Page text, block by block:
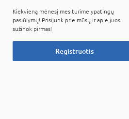
Kiekvieną mėnesį mes turime ypatingų
pasiūlymų! Prisijunk prie mūsų ir apie juos
sužinok pirmas!
Registruotis